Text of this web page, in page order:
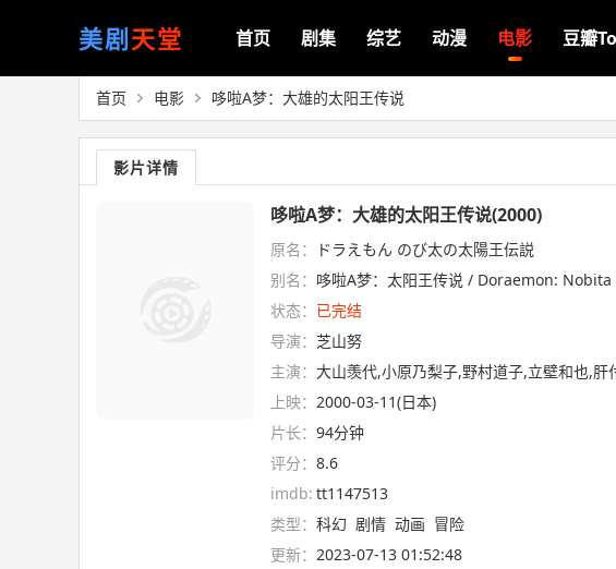
美剧天堂 首页 剧集 综艺 动漫 电影 豆瓣
首页 电影 哆啦A梦：大雄的太阳王传说
影片详情
哆啦A梦：大雄的太阳王传说(2000)
原名：
ドラえもん のび太の太陽王伝説
别名： 哆啦A梦：太阳王传说 / Doraemon:
状态： 已完结
导演： 芝山努
主演： 大山羡代,小原乃梨子,野村道子,立壁和也,肝
上映： 2000-03-11(日本)
片长： 94分钟
评分： 8.6
imdb: tt1147513
类型： 科幻 剧情 动画 冒险
更新： 2023-07-13 01:52:48